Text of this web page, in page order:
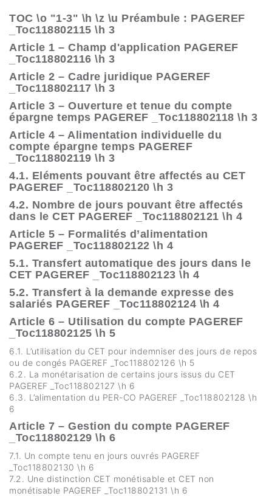
TOC \o "1-3" \h \z \u Préambule : PAGEREF
_Toc118802115 \h 3
Article 1 – Champ d'application PAGEREF
_Toc118802116 \h 3
Article 2 – Cadre juridique PAGEREF
_Toc118802117 \h 3
Article 3 – Ouverture et tenue du compte
épargne temps PAGEREF _Toc118802118 \h 3
Article 4 – Alimentation individuelle du
compte épargne temps PAGEREF
_Toc118802119 \h 3
4.1. Eléments pouvant être affectés au CET
PAGEREF _Toc118802120 \h 3
4.2. Nombre de jours pouvant être affectés
dans le CET PAGEREF _Toc118802121 \h 4
Article 5 – Formalités d’alimentation
PAGEREF _Toc118802122 \h 4
5.1. Transfert automatique des jours dans le
CET PAGEREF _Toc118802123 \h 4
5.2. Transfert à la demande expresse des
salariés PAGEREF _Toc118802124 \h 4
Article 6 – Utilisation du compte PAGEREF
_Toc118802125 \h 5
6.1. L’utilisation du CET pour indemniser des jours de repos
ou de congés PAGEREF _Toc118802126 \h 5
6.2. La monétarisation de certains jours issus du CET
PAGEREF _Toc118802127 \h 6
6.3. L’alimentation du PER-CO PAGEREF _Toc118802128 \h
6
Article 7 – Gestion du compte PAGEREF
_Toc118802129 \h 6
7.1. Un compte tenu en jours ouvrés PAGEREF
_Toc118802130 \h 6
7.2. Une distinction CET monétisable et CET non
monétisable PAGEREF _Toc118802131 \h 6